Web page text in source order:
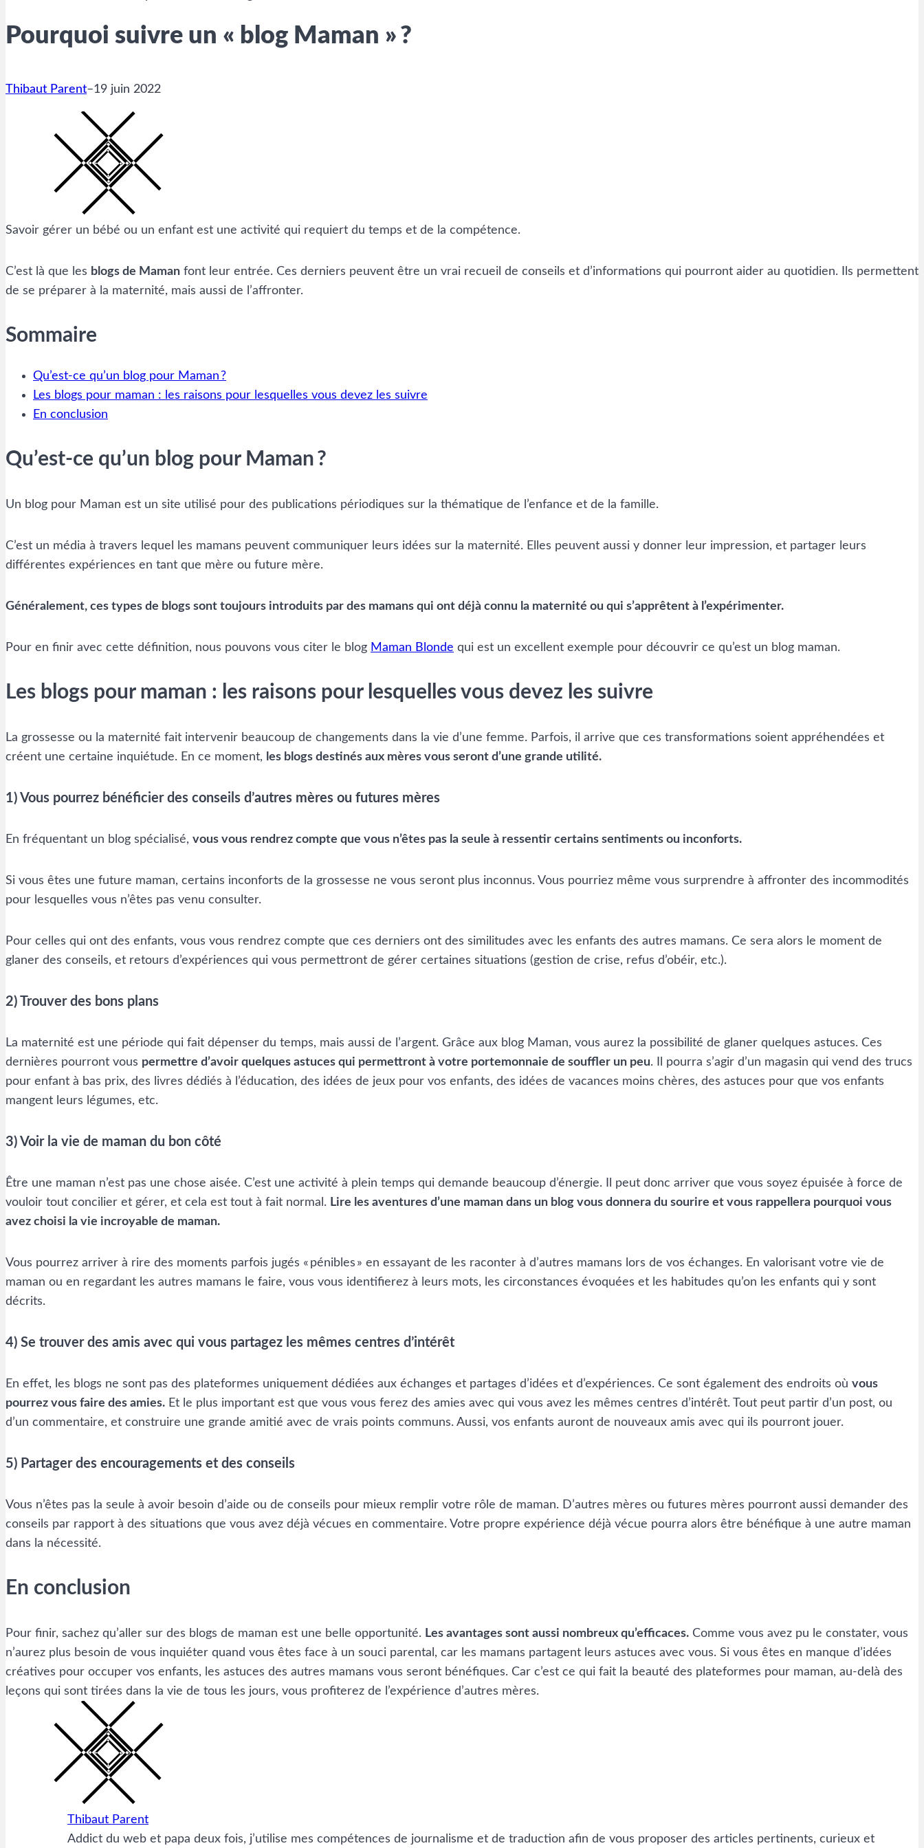
Pourquoi suivre un « blog Maman » ?
Thibaut Parent–19 juin 2022
Savoir gérer un bébé ou un enfant est une activité qui requiert du temps et de la compétence.
C’est là que les blogs de Maman font leur entrée. Ces derniers peuvent être un vrai recueil de conseils et d’informations qui pourront aider au quotidien. Ils permettent
de se préparer à la maternité, mais aussi de l’affronter.
Sommaire
Qu’est-ce qu’un blog pour Maman ?
Les blogs pour maman : les raisons pour lesquelles vous devez les suivre
En conclusion
Qu’est-ce qu’un blog pour Maman ?
Un blog pour Maman est un site utilisé pour des publications périodiques sur la thématique de l’enfance et de la famille.
C’est un média à travers lequel les mamans peuvent communiquer leurs idées sur la maternité. Elles peuvent aussi y donner leur impression, et partager leurs
différentes expériences en tant que mère ou future mère.
Généralement, ces types de blogs sont toujours introduits par des mamans qui ont déjà connu la maternité ou qui s’apprêtent à l’expérimenter.
Pour en finir avec cette définition, nous pouvons vous citer le blog Maman Blonde qui est un excellent exemple pour découvrir ce qu’est un blog maman.
Les blogs pour maman : les raisons pour lesquelles vous devez les suivre
La grossesse ou la maternité fait intervenir beaucoup de changements dans la vie d’une femme. Parfois, il arrive que ces transformations soient appréhendées et
créent une certaine inquiétude. En ce moment, les blogs destinés aux mères vous seront d’une grande utilité.
1) Vous pourrez bénéficier des conseils d’autres mères ou futures mères
En fréquentant un blog spécialisé, vous vous rendrez compte que vous n’êtes pas la seule à ressentir certains sentiments ou inconforts.
Si vous êtes une future maman, certains inconforts de la grossesse ne vous seront plus inconnus. Vous pourriez même vous surprendre à affronter des incommodités
pour lesquelles vous n’êtes pas venu consulter.
Pour celles qui ont des enfants, vous vous rendrez compte que ces derniers ont des similitudes avec les enfants des autres mamans. Ce sera alors le moment de
glaner des conseils, et retours d’expériences qui vous permettront de gérer certaines situations (gestion de crise, refus d’obéir, etc.).
2) Trouver des bons plans
La maternité est une période qui fait dépenser du temps, mais aussi de l’argent. Grâce aux blog Maman, vous aurez la possibilité de glaner quelques astuces. Ces
dernières pourront vous permettre d’avoir quelques astuces qui permettront à votre portemonnaie de souffler un peu. Il pourra s’agir d’un magasin qui vend des trucs
pour enfant à bas prix, des livres dédiés à l’éducation, des idées de jeux pour vos enfants, des idées de vacances moins chères, des astuces pour que vos enfants
mangent leurs légumes, etc.
3) Voir la vie de maman du bon côté
Être une maman n’est pas une chose aisée. C’est une activité à plein temps qui demande beaucoup d’énergie. Il peut donc arriver que vous soyez épuisée à force de
vouloir tout concilier et gérer, et cela est tout à fait normal. Lire les aventures d’une maman dans un blog vous donnera du sourire et vous rappellera pourquoi vous
avez choisi la vie incroyable de maman.
Vous pourrez arriver à rire des moments parfois jugés « pénibles » en essayant de les raconter à d’autres mamans lors de vos échanges. En valorisant votre vie de
maman ou en regardant les autres mamans le faire, vous vous identifierez à leurs mots, les circonstances évoquées et les habitudes qu’on les enfants qui y sont
décrits.
4) Se trouver des amis avec qui vous partagez les mêmes centres d’intérêt
En effet, les blogs ne sont pas des plateformes uniquement dédiées aux échanges et partages d’idées et d’expériences. Ce sont également des endroits où vous
pourrez vous faire des amies. Et le plus important est que vous vous ferez des amies avec qui vous avez les mêmes centres d’intérêt. Tout peut partir d’un post, ou
d’un commentaire, et construire une grande amitié avec de vrais points communs. Aussi, vos enfants auront de nouveaux amis avec qui ils pourront jouer.
5) Partager des encouragements et des conseils
Vous n’êtes pas la seule à avoir besoin d’aide ou de conseils pour mieux remplir votre rôle de maman. D’autres mères ou futures mères pourront aussi demander des
conseils par rapport à des situations que vous avez déjà vécues en commentaire. Votre propre expérience déjà vécue pourra alors être bénéfique à une autre maman
dans la nécessité.
En conclusion
Pour finir, sachez qu’aller sur des blogs de maman est une belle opportunité. Les avantages sont aussi nombreux qu’efficaces. Comme vous avez pu le constater, vous
n’aurez plus besoin de vous inquiéter quand vous êtes face à un souci parental, car les mamans partagent leurs astuces avec vous. Si vous êtes en manque d’idées
créatives pour occuper vos enfants, les astuces des autres mamans vous seront bénéfiques. Car c’est ce qui fait la beauté des plateformes pour maman, au-delà des
leçons qui sont tirées dans la vie de tous les jours, vous profiterez de l’expérience d’autres mères.
Thibaut Parent
Addict du web et papa deux fois, j’utilise mes compétences de journalisme et de traduction afin de vous proposer des articles pertinents, curieux et